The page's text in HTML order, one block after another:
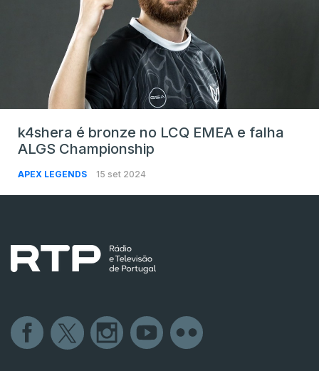
k4shera é bronze no LCQ EMEA e falha
ALGS Championship
APEX LEGENDS 15 set 2024